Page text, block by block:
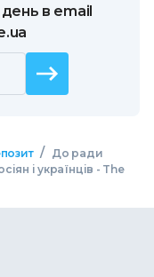
в email
/ До ради
і українців - The